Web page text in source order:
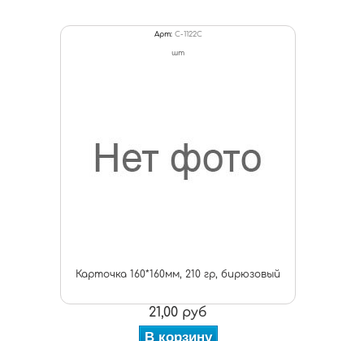
Арт: C-1122С
шт
Карточка 160*160мм, 210 гр, бирюзовый
21,00 руб
В корзину